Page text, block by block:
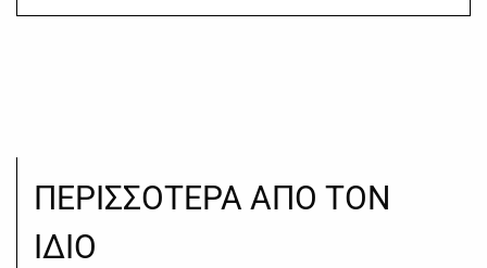
ΠΕΡΙΣΣΟΤΕΡΑ ΑΠΟ ΤΟΝ
ΙΔΙΟ